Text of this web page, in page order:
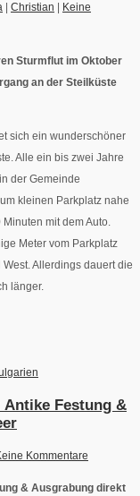
Christian
Keine
Sturmflut im Oktober
an der Steilküste
sich ein wunderschöner
Alle ein bis zwei Jahre
in der Gemeinde
kleinen Parkplatz nahe
mit dem Auto.
Meter vom Parkplatz
Allerdings dauert die
länger.
Festung &
Kommentare
& Ausgrabung direkt